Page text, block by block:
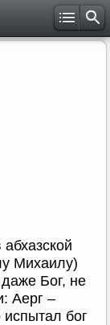
Михаилу)
Бог, не
Аерг –
испытал бог